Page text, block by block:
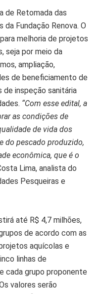
de Retomada das
Fundação Renova. O
melhoria de projetos
seja por meio da
ampliação,
de beneficiamento de
inspeção sanitária
“Com esse edital, a
as condições de
de vida dos
do pescado produzido,
econômica, que é o
Lima, analista do
Pesqueiras e
até R$ 4,7 milhões,
de acordo com as
aquícolas e
linhas de
cada grupo proponente
valores serão